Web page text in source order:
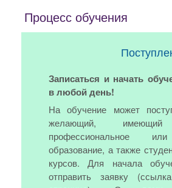
Процесс обучения
Записаться и начать
в любой день!
На обучение может
желающий, имеющий
профессиональное
образование, а также
курсов. Для начала
отправить заявку